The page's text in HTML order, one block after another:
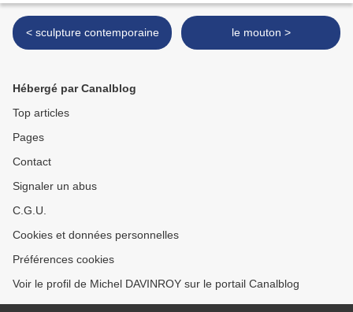
< sculpture contemporaine le mouton >
Hébergé par Canalblog
Top articles
Pages
Contact
Signaler un abus
C.G.U.
Cookies et données personnelles
Préférences cookies
Voir le profil de Michel DAVINROY sur le portail Canalblog